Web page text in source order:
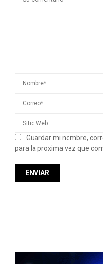
Guardar mi nombre,
para la proxima vez que